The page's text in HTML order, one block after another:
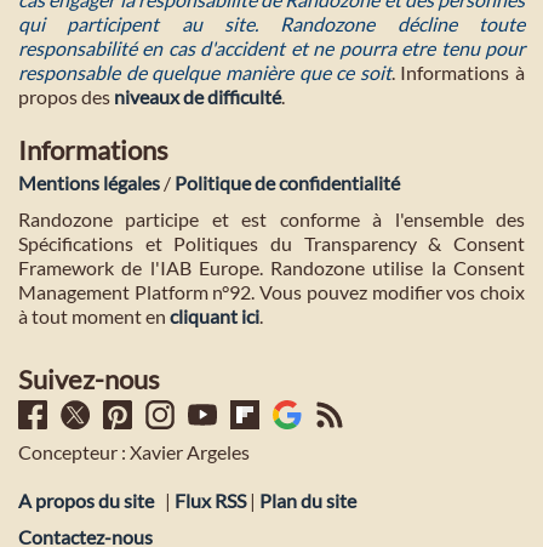
qui participent au site. Randozone décline toute
responsabilité en cas d'accident et ne pourra etre tenu pour
responsable de quelque manière que ce soit. Informations à
propos des niveaux de difficulté.
Informations
Mentions légales / Politique de confidentialité
Randozone participe et est conforme à l'ensemble des
Spécifications et Politiques du Transparency & Consent
Framework de l'IAB Europe. Randozone utilise la Consent
Management Platform n°92. Vous pouvez modifier vos choix
à tout moment en cliquant ici
Suivez-nous
Concepteur : Xavier Argeles
A propos du site | Flux RSS| Plan du site
Contactez-nous